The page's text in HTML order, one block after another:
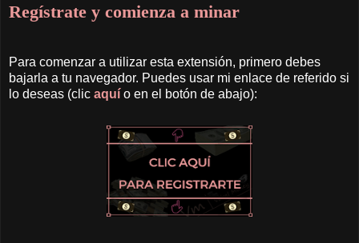
Regístrate y comienza a minar
Para comenzar a utilizar esta extensión, primero debes
bajarla a tu navegador. Puedes usar mi enlace de referido si
lo deseas (clic aquí o en el botón de abajo):